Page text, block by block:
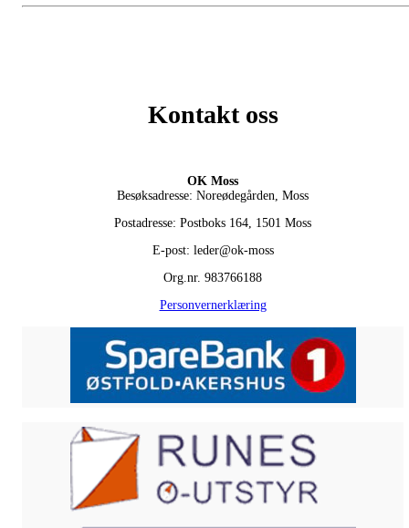
Kontakt oss
OK Moss
Besøksadresse: Noreødegården, Moss
Postadresse: Postboks 164, 1501 Moss
E-post: leder@ok-moss
Org.nr. 983766188
Personvernerklæring